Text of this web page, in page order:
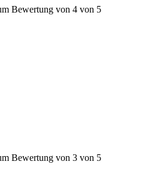
Bewertung von 4 von 5
Bewertung von 3 von 5